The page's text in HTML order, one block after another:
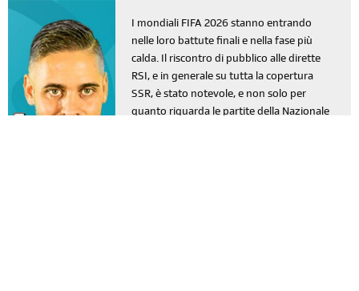
I mondiali FIFA 2026 stanno entrando
nelle loro battute finali e nella fase più
calda. Il riscontro di pubblico alle dirette
RSI, e in generale su tutta la copertura
SSR, è stato notevole, e non solo per
quanto riguarda le partite della Nazionale